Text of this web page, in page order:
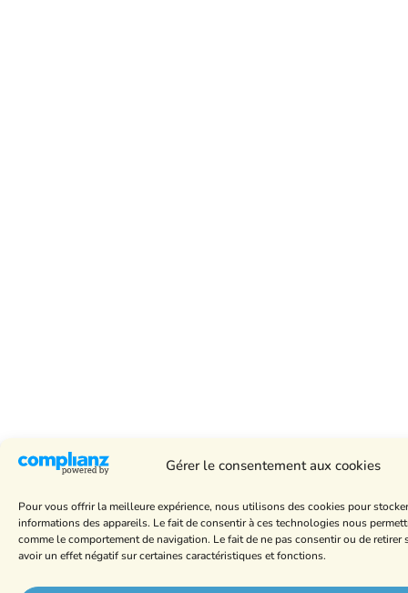
Gérer le consentement aux cookies
Pour vous offrir la meilleure expérience, nous utilisons des cookies pour
informations des appareils. Le fait de consentir à ces technologies nous
comme le comportement de navigation. Le fait de ne pas consentir ou de retirer
avoir un effet négatif sur certaines caractéristiques et fonctions.